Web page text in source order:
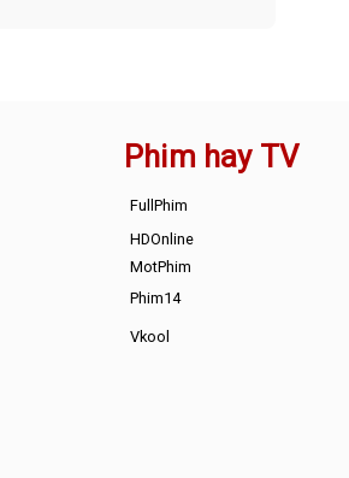
Phim hay TV
FullPhim
HDOnline
MotPhim
Phim14
Vkool